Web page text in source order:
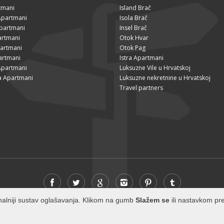
sustav oglašavanja. Klikom na gumbSlažem se ili nastavkom
Apartmani
Island Brač
Isola Brač
Insel Brač
Otok Hvar
Otok Pag
Istra Apartmani
Luksuzne Vile u Hrvatskoj
Luksuzne nekretnine u Hrvatskoj
Travel partners
© 2026 Visit-Brac.com - All rights reserved